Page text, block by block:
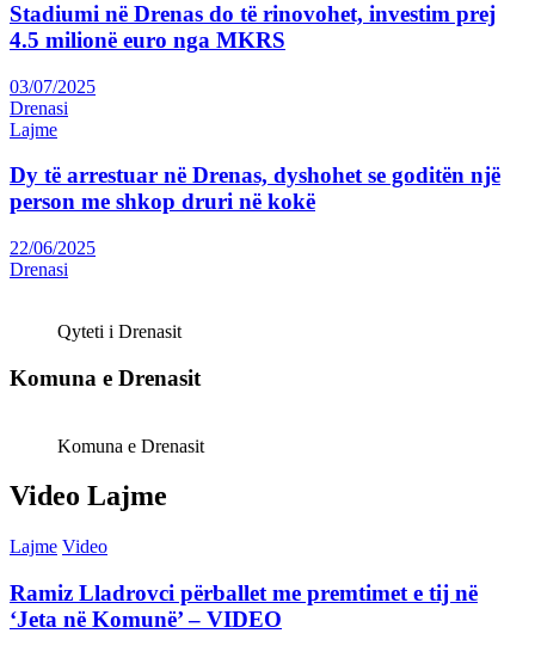
Stadiumi në Drenas do të rinovohet, investim prej
4.5 milionë euro nga MKRS
03/07/2025
Drenasi
Lajme
Dy të arrestuar në Drenas, dyshohet se goditën një
person me shkop druri në kokë
22/06/2025
Drenasi
Qyteti i Drenasit
Komuna e Drenasit
Komuna e Drenasit
Video Lajme
Lajme Video
Ramiz Lladrovci përballet me premtimet e tij në
‘Jeta në Komunë’ – VIDEO